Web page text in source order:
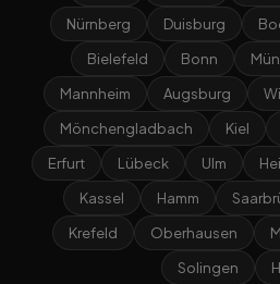
Nürnberg
Duisburg
Bielefeld
Bonn
Mannheim
Augsburg
Mönchengladbach
Kiel
Erfurt
Lübeck Ulm
Kassel
Hamm
Krefeld
Oberhausen
Solingen